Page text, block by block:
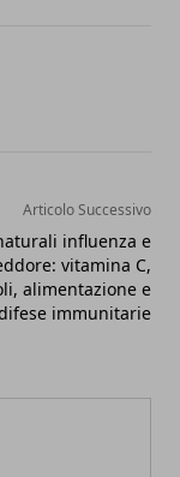
Articolo Successivo
influenza e
vitamina C,
alimentazione e
immunitarie